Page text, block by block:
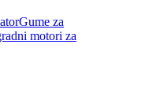
Gume za
motori za